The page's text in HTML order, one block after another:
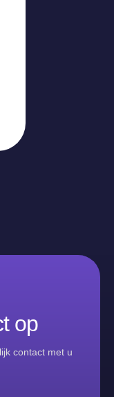
op
contact met u